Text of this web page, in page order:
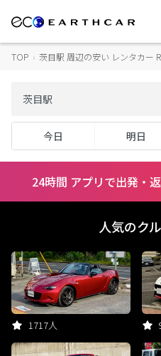
TOP › 茨目駅 周辺の安い レンタカー
今日 明日
24時間 アプリで出発・
人気のク
1717人